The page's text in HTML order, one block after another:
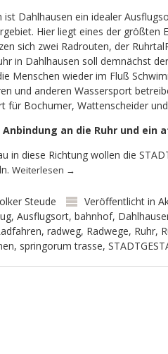
ist Dahlhausen ein idealer
Hier liegt eines der größten
sich zwei Radrouten, der
in Dahlhausen soll demnächst
Menschen wieder im Fluß
und anderen Wassersport
für Bochumer, Wattenscheider
Anbindung an die Ruhr und
in diese Richtung wollen die
Weiterlesen →
Steude Veröffentlicht in
, Ausflugsort, bahnhof,
, radweg, Radwege, Ruhr,
, springorum trasse,